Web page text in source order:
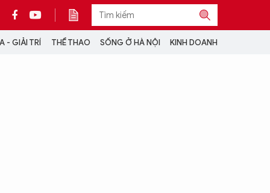
- GIẢI TRÍ THỂ THAO SỐNG Ở HÀ NỘI KINH DOANH